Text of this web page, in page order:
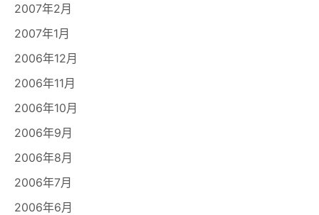
2007年2月
2007年1月
2006年12月
2006年11月
2006年10月
2006年9月
2006年8月
2006年7月
2006年6月